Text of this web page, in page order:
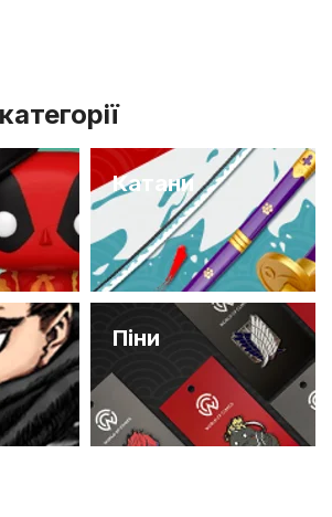
Катани
Піни